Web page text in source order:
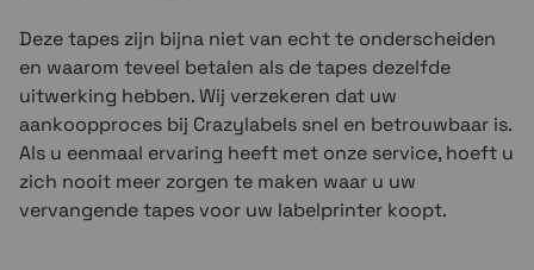
Deze tapes zijn bijna niet van echt te onderscheiden
en waarom teveel betalen als detapes dezelfde
uitwerking hebben. Wij verzekeren dat uw
aankoopproces bij Crazylabels snel en betrouwbaar is.
Als u eenmaal ervaring heeft met onze service, hoeft u
zich nooit meer zorgen te maken waar u uw
vervangende tapes voor uw labelprinter koopt.